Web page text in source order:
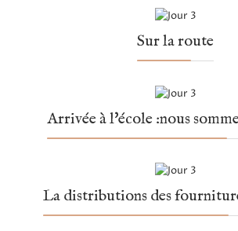
Sur la route
Arrivée à l'école :nous
La distributions des